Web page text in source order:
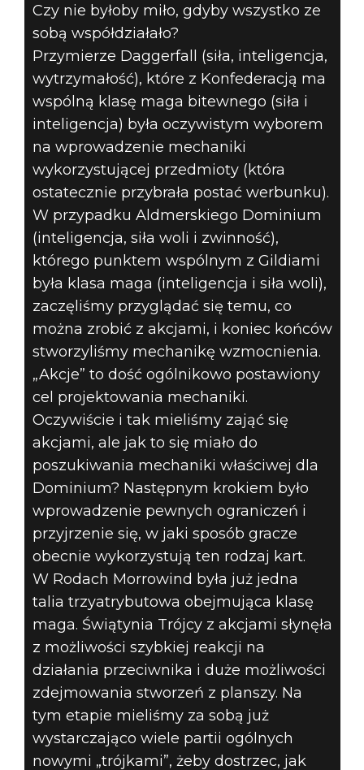
Czy nie byłoby miło, gdyby wszystko ze
sobą współdziałało?
Przymierze Daggerfall (siła, inteligencja,
wytrzymałość), które z Konfederacją ma
wspólną klasę maga bitewnego (siła i
inteligencja) była oczywistym wyborem
na wprowadzenie mechaniki
wykorzystującej przedmioty (która
ostatecznie przybrała postać werbunku).
W przypadku Aldmerskiego Dominium
(inteligencja, siła woli i zwinność),
którego punktem wspólnym z Gildiami
była klasa maga (inteligencja i siła woli),
zaczęliśmy przyglądać się temu, co
można zrobić z akcjami, i koniec końców
stworzyliśmy mechanikę wzmocnienia.
„Akcje” to dość ogólnikowo postawiony
cel projektowania mechaniki.
Oczywiście i tak mieliśmy zająć się
akcjami, ale jak to się miało do
poszukiwania mechaniki właściwej dla
Dominium? Następnym krokiem było
wprowadzenie pewnych ograniczeń i
przyjrzenie się, w jaki sposób gracze
obecnie wykorzystują ten rodzaj kart.
W Rodach Morrowind była już jedna
talia trzyatrybutowa obejmująca klasę
maga. Świątynia Trójcy z akcjami słynęła
z możliwości szybkiej reakcji na
działania przeciwnika i duże możliwości
zdejmowania stworzeń z planszy. Na
tym etapie mieliśmy za sobą już
wystarczająco wiele partii ogólnych
nowymi „trójkami”, żeby dostrzec, jak